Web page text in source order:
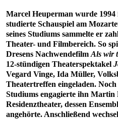
Marcel Heuperman wurde
studierte Schauspiel am
seines Studiums sammelte er
Theater- und Filmbereich. So
Dresens Nachwendefilm Als wir
12-stündigen Theaterspektakel
Vegard Vinge, Ida Müller,
Theatertreffen eingeladen.
Studiums engagierte ihn Martin
Residenztheater, dessen
angehörte. Anschließend